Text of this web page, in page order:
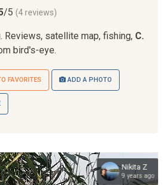
/5 (4reviews)
Reviews, satellite map, fishing, С.
bird's-eye.
FAVORITES ADD A PHOTO